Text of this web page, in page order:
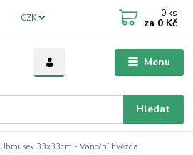
Menu
CZK
Hledat
0 ks
za 0 Kč
Ubrousek 33x33cm - Vánoční hvězda